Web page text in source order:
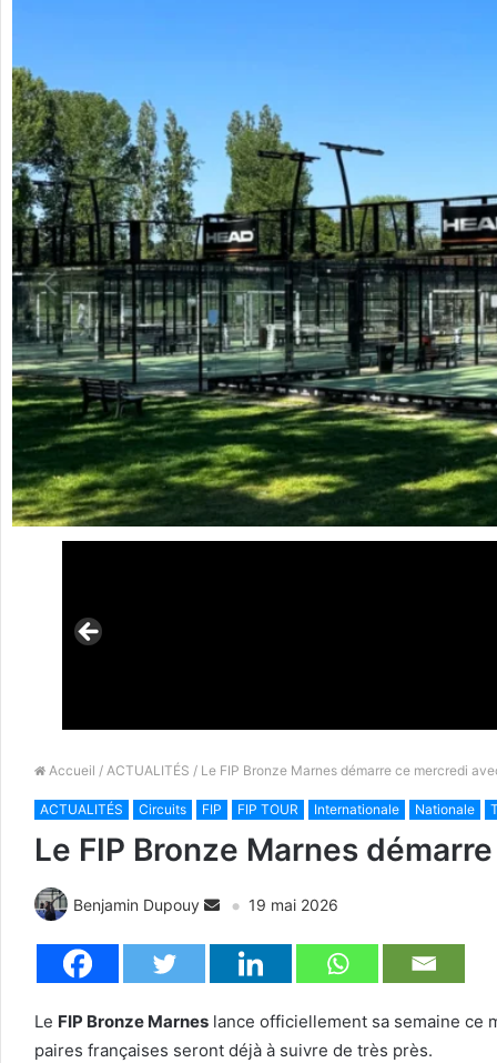
Accueil / ACTUALITÉS / Le FIP Bronze Marnes démarre ce mercredi
ACTUALITÉS Circuits FIP FIP TOUR Internationale Nationale
Le FIP Bronze Marnes
Benjamin Dupouy 19 mai 2026
Le FIP Bronze Marnes lance officiellement sa semaine ce
paires françaises seront déjà à suivre de très près.